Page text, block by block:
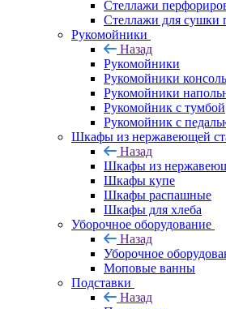
Стеллажи
Стеллажи для сушки
Рукомойники
Назад
Рукомойники
Рукомойники
Рукомойники
Рукомойник с тумбой
Рукомойник с
Шкафы из нержавеющей
Назад
Шкафы из
Шкафы купе
Шкафы распашные
Шкафы для хлеба
Уборочное оборудование
Назад
Уборочное
Моповые ванны
Подставки
Назад